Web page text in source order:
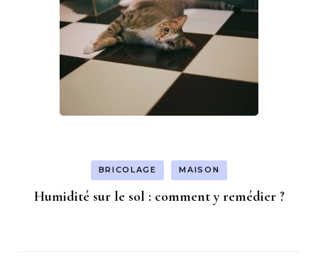
BRICOLAGE MAISON
Humidité sur le sol : comment y remédier ?